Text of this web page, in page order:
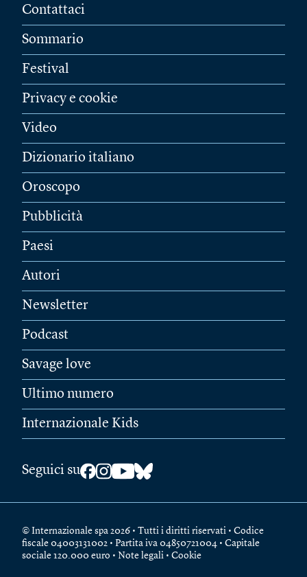
Contattaci
Sommario
Festival
Privacy e cookie
Video
Dizionario italiano
Oroscopo
Pubblicità
Paesi
Autori
Newsletter
Podcast
Savage love
Ultimo numero
Internazionale Kids
Seguici su
© Internazionale spa 2026 • Tutti i diritti riservati • Codice
fiscale 04003131002 • Partita iva 04850721004 • Capitale
sociale 120.000 euro • Note legali • Cookie